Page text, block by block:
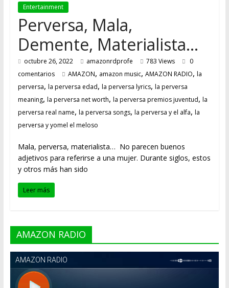
FUTURO
Entertainment
Perversa, Mala,
Demente, Materialista…
octubre 26, 2022 amazonrdprofe 783 Views
0
comentarios
AMAZON, amazon music, AMAZON RADIO, la
perversa, la perversa edad, la perversa lyrics, la perversa
meaning, la perversa net worth, la perversa premios juventud, la
perversa real name, la perversa songs, la perversa y el alfa, la
perversa y yomel el meloso
Mala, perversa, materialista… No parecen buenos
adjetivos para referirse a una mujer. Durante siglos, estos
y otros más han sido
Leer más
AMAZON RADIO